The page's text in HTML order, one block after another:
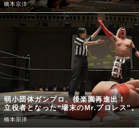
橋本宗洋
弱小団体ガンプロ、後楽園再進出！
立役者となった“場末のMr.プロレス”。
橋本宗洋